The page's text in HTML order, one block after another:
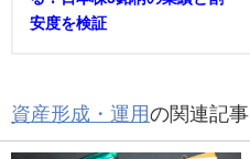
安度を検証
資産形成・運用の関連記事